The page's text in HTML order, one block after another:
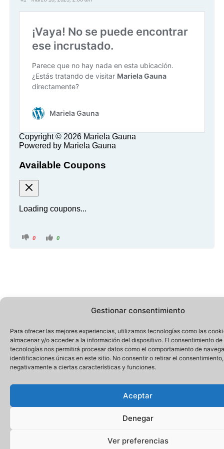
Gestionar consentimiento
Para ofrecer las mejores experiencias, utilizamos tecnologías como las
almacenar y/o acceder a la información del dispositivo. El consentimiento de
tecnologías nos permitirá procesar datos como el comportamiento de
identificaciones únicas en este sitio. No consentir o retirar el
negativamente a ciertas características y funciones.
Aceptar
Denegar
Ver preferencias
0 0